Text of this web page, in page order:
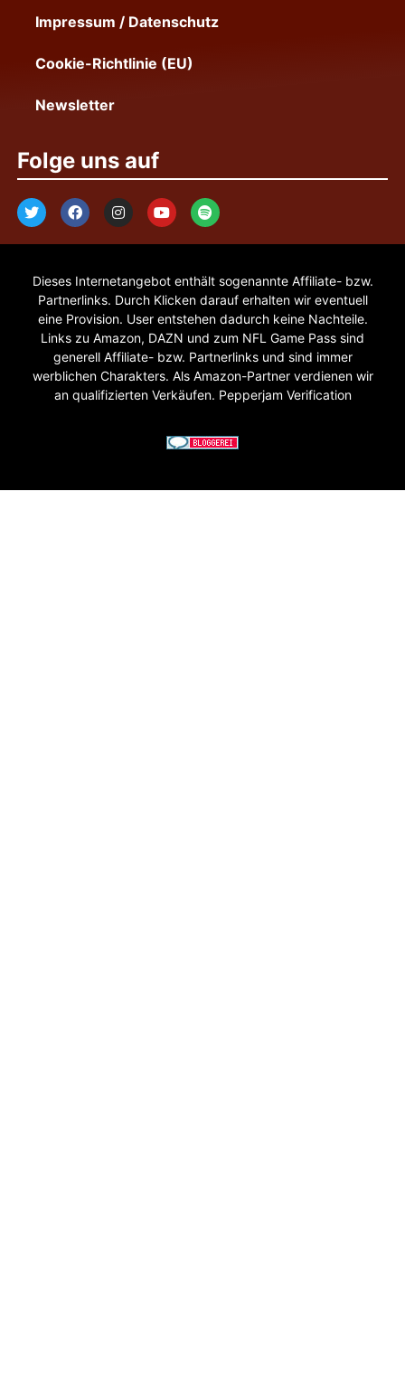
Impressum / Datenschutz
Cookie-Richtlinie (EU)
Newsletter
Folge uns auf
Dieses Internetangebot enthält sogenannte Affiliate- bzw.
Partnerlinks. Durch Klicken darauf erhalten wir eventuell
eine Provision. User entstehen dadurch keine Nachteile.
Links zu Amazon, DAZN und zum NFL Game Pass sind
generell Affiliate- bzw. Partnerlinks und sind immer
werblichen Charakters. Als Amazon-Partner verdienen wir
an qualifizierten Verkäufen. Pepperjam Verification